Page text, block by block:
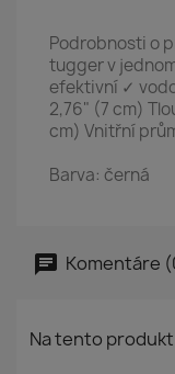
Podrobnosti o
tugger v
efektivní ✓
2,76" (7 cm)
cm) Vnitřní
Barva: černá
Komentáre
Na tento